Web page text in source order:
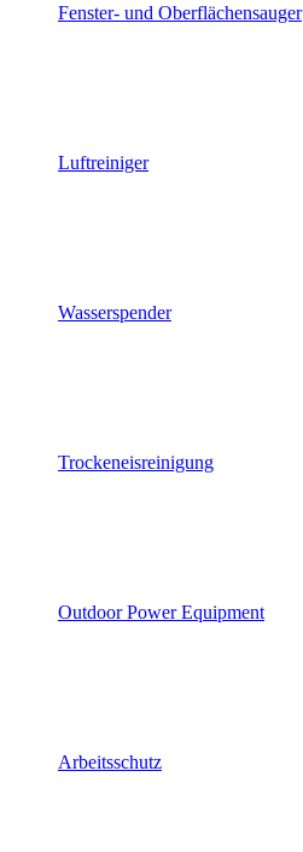
Fenster- und Oberflächensauger
Luftreiniger
Wasserspender
Trockeneisreinigung
Outdoor Power Equipment
Arbeitsschutz